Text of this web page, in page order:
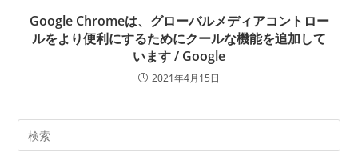
Google Chromeは、グローバルメディアコントロー
ルをより便利にするためにクールな機能を追加して
います / Google
2021年4月15日